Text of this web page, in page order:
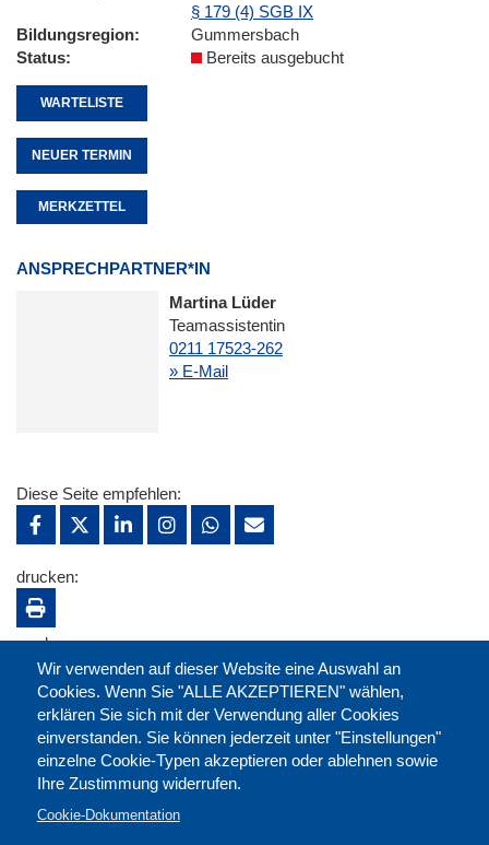
§ 179 (4) SGB IX
Bildungsregion
Gummersbach
Status
Bereits ausgebucht
WARTELISTE
NEUER TERMIN
MERKZETTEL
ANSPRECHPARTNER*IN
Martina Lüder
Teamassistentin
0211 17523-262
» E-Mail
Wir verwenden auf dieser Website eine Auswahl an
Cookies. Wenn Sie "ALLE AKZEPTIEREN" wählen,
erklären Sie sich mit der Verwendung aller Cookies
einverstanden. Sie können jederzeit unter "Einstellungen"
einzelne Cookie-Typen akzeptieren oder ablehnen sowie
Ihre Zustimmung widerrufen.
Cookie-Dokumentation
Diese Seite empfehlen:
drucken:
merken: